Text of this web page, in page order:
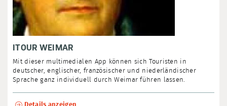
ITOUR WEIMAR
Mit dieser multimedialen App können sich Touristen in
deutscher, englischer, französischer und niederländischer
Sprache ganz individuell durch Weimar führen lassen.